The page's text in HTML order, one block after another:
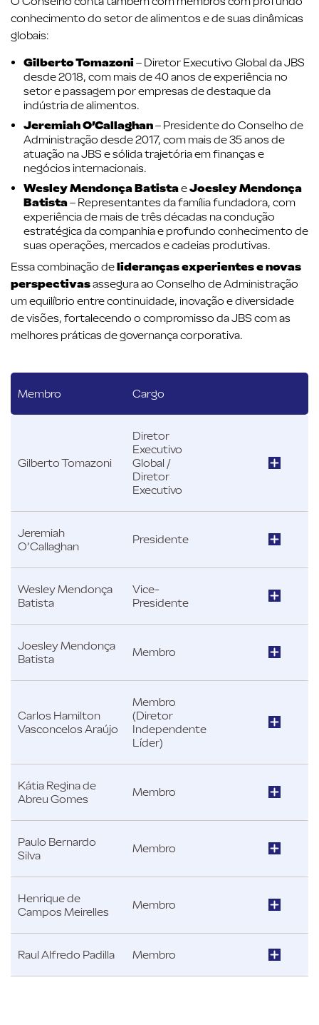
conhecimento do setor de alimentos e de suas dinâmicas
globais:
Gilberto Tomazoni– Diretor Executivo Global da JBS
desde 2018, com mais de 40 anos de experiência no
setor e passagem por empresas de destaque da
indústria de alimentos.
Jeremiah O’Callaghan– Presidente do Conselho de
Administração desde 2017, com mais de 35 anos de
atuação na JBS e sólida trajetória em finanças e
negócios internacionais.
Wesley Mendonça BatistaeJoesley Mendonça
Batista– Representantes da família fundadora, com
experiência de mais de três décadas na condução
estratégica da companhia e profundo conhecimento de
suas operações, mercados e cadeias produtivas.
Essa combinação delideranças experientes e novas
perspectivasassegura ao Conselho de Administração
um equilíbrio entre continuidade, inovação e diversidade
de visões, fortalecendo o compromisso da JBS com as
melhores práticas de governança corporativa.
Membro Cargo
Gilberto Tomazoni
Diretor
Executivo
Global /
Diretor
Executivo
Jeremiah
O'Callaghan
Presidente
Wesley Mendonça
Batista
Vice-
Presidente
Joesley Mendonça
Batista
Membro
Carlos Hamilton
Vasconcelos Araújo
Membro
(Diretor
Independente
Líder)
Kátia Regina de
Abreu Gomes
Membro
Paulo Bernardo
Silva
Membro
Henrique de
Campos Meirelles
Membro
Raul Alfredo Padilla Membro